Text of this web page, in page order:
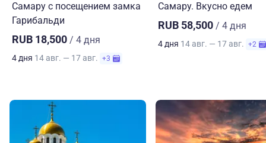
Самару с посещением замка
Гарибальди
RUB 18,500 / 4 дня
4 дня 14 авг. — 17 авг. +3
Самару. Вкусно едем
RUB 58,500 / 4 дня
4 дня 14 авг. — 17 авг. +2